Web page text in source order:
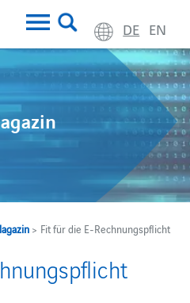
DE EN
> Fit für die E-Rechnungspflicht